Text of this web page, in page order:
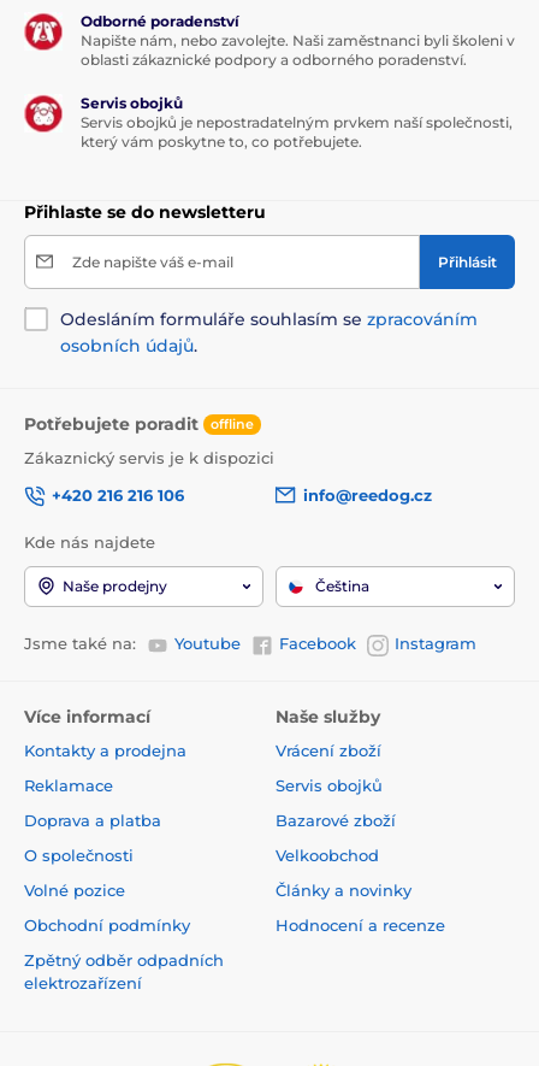
Odborné poradenství
Napište nám, nebo zavolejte. Naši zaměstnanci byli školeni v
oblasti zákaznické podpory a odborného poradenství.
Servis obojků
Servis obojků je nepostradatelným prvkem naší společnosti,
který vám poskytne to, co potřebujete.
Přihlaste se do newsletteru
Zde napište váš e-mail Přihlásit
Odesláním formuláře souhlasím se zpracováním
osobních údajů.
Potřebujete poradit offline
Zákaznický servis je k dispozici
+420 216 216 106
info@reedog.cz
Kde nás najdete
Naše prodejny Čeština
Jsme také na: Youtube Facebook Instagram
Více informací
Kontakty a prodejna
Reklamace
Doprava a platba
O společnosti
Volné pozice
Obchodní podmínky
Zpětný odběr odpadních
elektrozařízení
Naše služby
Vrácení zboží
Servis obojků
Bazarové zboží
Velkoobchod
Články a novinky
Hodnocení a recenze